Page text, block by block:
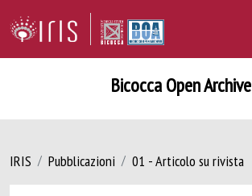
Bicocca Open Archive
IRIS Pubblicazioni 01 - Articolo su rivista